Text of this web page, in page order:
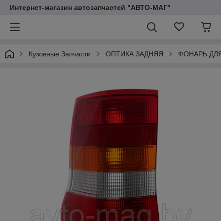
Интернет-магазин автозапчастей "АВТО-МАГ"
Кузовные Запчасти ОПТИКА ЗАДНЯЯ ФОНАРЬ